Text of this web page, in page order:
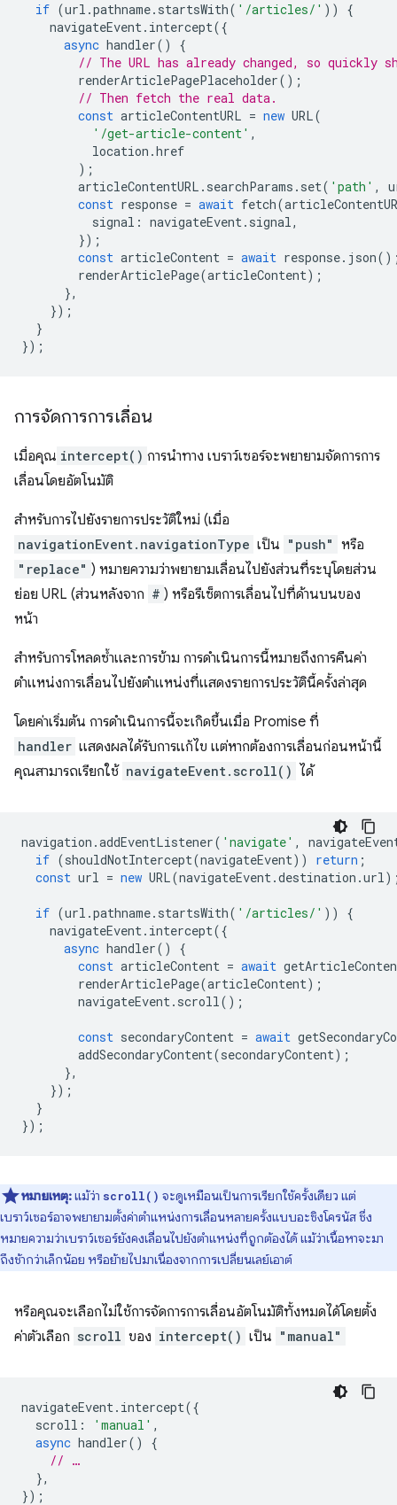
if (url .pathname. startsWith( '/articles/' ))
{
navigateEvent. intercept({
async handler()
{
// The URL has already changed, so quickly
renderArticlePagePlaceholder();
// Then fetch the real data.
const articleContentURL = new URL(
'/get-article-content' ,
location .href
);
articleContentURL . searchParams . set( 'path' ,
const response = await fetch(
signal : navigateEvent. signal,
});
const articleContent = await response. json
renderArticlePage(articleContent);
},
});
}
});
การจัดการการเลื่อน
เมื่อคุณ intercept() การนำทาง เบราว์เซอร์จะพยายามจัดการการ
เลื่อนโดยอัตโนมัติ
สำหรับการไปยังรายการประวัติใหม่ (เมื่อ
navigationEvent.navigationType เป็น "push" หรือ
"replace" ) หมายความว่าพยายามเลื่อนไปยังส่วนที่ระบุโดยส่วน
ย่อย URL (ส่วนหลังจาก # ) หรือรีเซ็ตการเลื่อนไปที่ด้านบนของ
หน้า
สำหรับการโหลดซ้ำและการข้าม การดำเนินการนี้หมายถึงการคืนค่า
ตำแหน่งการเลื่อนไปยังตำแหน่งที่แสดงรายการประวัตินี้ครั้งล่าสุด
โดยค่าเริ่มต้น การดำเนินการนี้จะเกิดขึ้นเมื่อ Promise ที่
handler แสดงผลได้รับการแก้ไข แต่หากต้องการเลื่อนก่อนหน้านี้
คุณสามารถเรียกใช้ navigateEvent.scroll() ได้
navigation .addEventListener( 'navigate' ,
if (shouldNotIntercept(navigateEvent)) return ;
const url = new URL(navigateEvent.destination .url
if (url .pathname. startsWith( '/articles/' ))
{
navigateEvent. intercept({
async handler()
{
const articleContent = await
renderArticlePage(articleContent);
navigateEvent. scroll();
const secondaryContent = await
addSecondaryContent(secondaryContent);
},
});
}
});
หมายเหตุ:แม้ว่า scroll() จะดูเหมือนเป็นการเรียกใช้ครั้งเดียว แต่
เบราว์เซอร์อาจพยายามตั้งค่าตำแหน่งการเลื่อนหลายครั้งแบบอะซิงโครนัส ซึ่ง
หมายความว่าเบราว์เซอร์ยังคงเลื่อนไปยังตำแหน่งที่ถูกต้องได้ แม้ว่าเนื้อหาจะมา
ถึงช้ากว่าเล็กน้อย หรือย้ายไปมาเนื่องจากการเปลี่ยนเลย์เอาต์
หรือคุณจะเลือกไม่ใช้การจัดการการเลื่อนอัตโนมัติทั้งหมดได้โดยตั้ง
ค่าตัวเลือก scroll ของ intercept() เป็น "manual"
navigateEvent. intercept({
scroll : 'manual' ,
async handler()
{
// …
},
});